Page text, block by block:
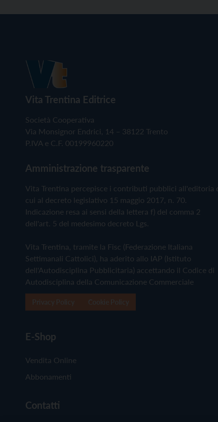
Vita Trentina Editrice
Società Cooperativa
Via Monsignor Endrici, 14 – 38122 Trento
P.IVA e C.F. 00199960220
Amministrazione trasparente
Vita Trentina percepisce i contributi pubblici all'editoria
cui al decreto legislativo 15 maggio 2017, n. 70.
Indicazione resa ai sensi della lettera f) del comma 2
dell'art. 5 del medesimo decreto Lgs.
Vita Trentina, tramite la Fisc (Federazione Italiana
Settimanali Cattolici), ha aderito allo IAP (Istituto
dell'Autodisciplina Pubblicitaria) accettando il Codice di
Autodisciplina della Comunicazione Commerciale
E-Shop
Vendita Online
Abbonamenti
Contatti